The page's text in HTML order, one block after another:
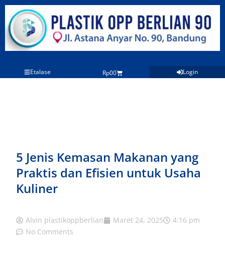
Lewati
konten
Etalase Rp00
Cart Login
5 Jenis Kemasan Makanan yang
Praktis dan Efisien untuk Usaha
Kuliner
Alvin plastikoppberlian Maret 24, 2025
4:16 pm
No Comments